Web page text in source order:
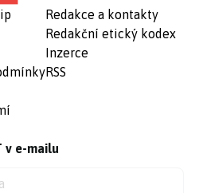
Redakce a kontakty
Redakční etický kodex
Inzerce
RSS
v e-mailu